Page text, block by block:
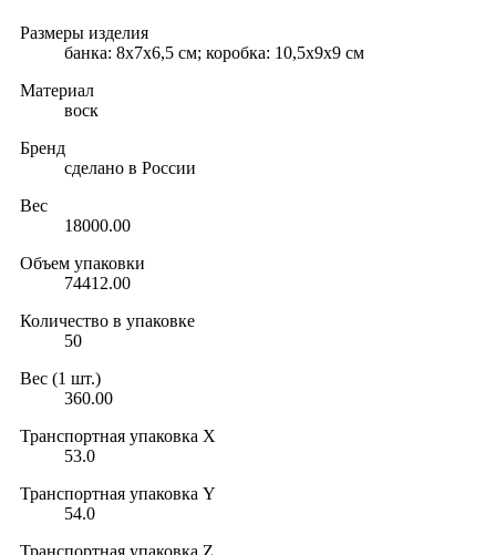
Размеры изделия
банка: 8х7х6,5 см; коробка: 10,5х9х9 см
Материал
воск
Бренд
сделано в России
Вес
18000.00
Объем упаковки
74412.00
Количество в упаковке
50
Вес (1 шт.)
360.00
Транспортная упаковка X
53.0
Транспортная упаковка Y
54.0
Транспортная упаковка Z